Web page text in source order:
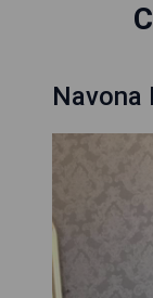
Navona